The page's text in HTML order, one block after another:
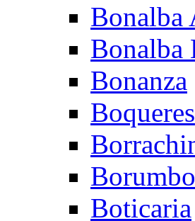
Bonalba
Bonalba
Bonanza
Boqueres
Boticaria